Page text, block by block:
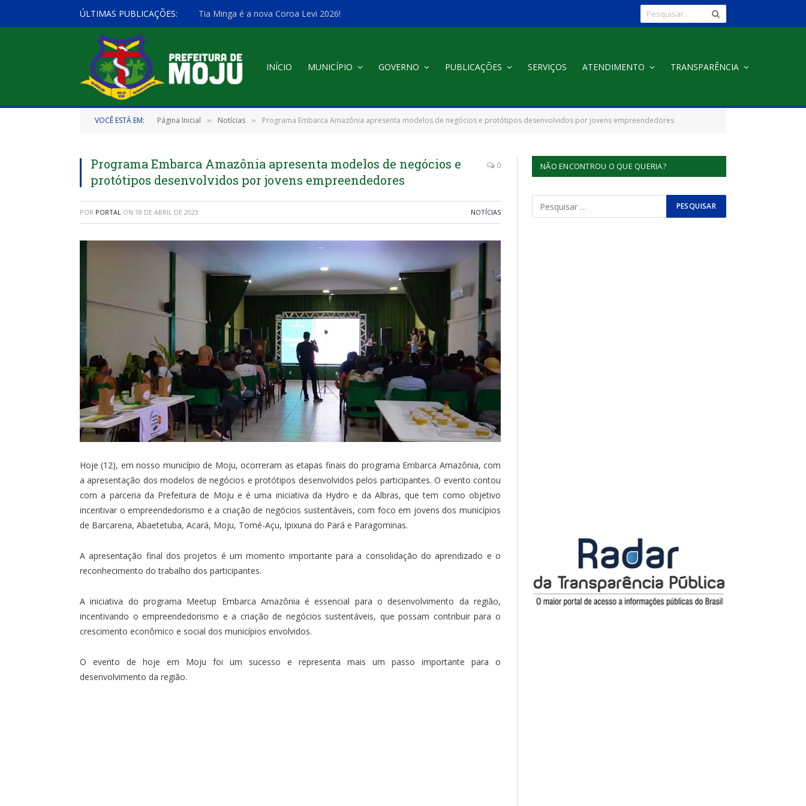
ÚLTIMAS PUBLICAÇÕES: Tia Minga é a nova Coroa Levi 2026!
INÍCIO MUNICÍPIO GOVERNO PUBLICAÇÕES SERVIÇOS ATENDIMENTO TRANSPARÊNCIA
VOCÊ ESTÁ EM: Página Inicial » Notícias » Programa Embarca Amazônia apresenta modelos de negócios e protótipos desenvolvidos por jovens empreendedores
Programa Embarca Amazônia apresenta modelos de negócios e
protótipos desenvolvidos por jovens empreendedores
0
POR PORTAL ON 18 DE ABRIL DE 2023 NOTÍCIAS
Hoje (12), em nosso município de Moju, ocorreram as etapas finais do programa Embarca Amazônia, com
a apresentação dos modelos de negócios e protótipos desenvolvidos pelos participantes. O evento contou
com a parceria da Prefeitura de Moju e é uma iniciativa da Hydro e da Albras, que tem como objetivo
incentivar o empreendedorismo e a criação de negócios sustentáveis, com foco em jovens dos municípios
de Barcarena, Abaetetuba, Acará, Moju, Tomé-Açu, Ipixuna do Pará e Paragominas.
A apresentação final dos projetos é um momento importante para a consolidação do aprendizado e o
reconhecimento do trabalho dos participantes.
A iniciativa do programa Meetup Embarca Amazônia é essencial para o desenvolvimento da região,
incentivando o empreendedorismo e a criação de negócios sustentáveis, que possam contribuir para o
crescimento econômico e social dos municípios envolvidos.
O evento de hoje em Moju foi um sucesso e representa mais um passo importante para o
desenvolvimento da região.
NÃO ENCONTROU O QUE QUERIA?